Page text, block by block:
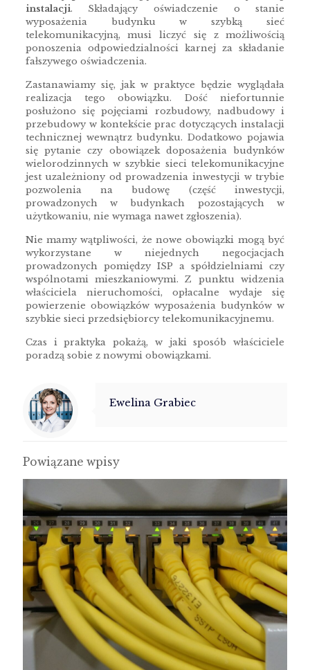
instalacji. Składający oświadczenie o stanie
wyposażenia budynku w szybką sieć
telekomunikacyjną, musi liczyć się z możliwością
ponoszenia odpowiedzialności karnej za składanie
fałszywego oświadczenia.
Zastanawiamy się, jak w praktyce będzie wyglądała
realizacja tego obowiązku. Dość niefortunnie
posłużono się pojęciami rozbudowy, nadbudowy i
przebudowy w kontekście prac dotyczących instalacji
technicznej wewnątrz budynku. Dodatkowo pojawia
się pytanie czy obowiązek doposażenia budynków
wielorodzinnych w szybkie sieci telekomunikacyjne
jest uzależniony od prowadzenia inwestycji w trybie
pozwolenia na budowę (część inwestycji,
prowadzonych w budynkach pozostających w
użytkowaniu, nie wymaga nawet zgłoszenia).
Nie mamy wątpliwości, że nowe obowiązki mogą być
wykorzystane w niejednych negocjacjach
prowadzonych pomiędzy ISP a spółdzielniami czy
wspólnotami mieszkaniowymi. Z punktu widzenia
właściciela nieruchomości, opłacalne wydaje się
powierzenie obowiązków wyposażenia budynków w
szybkie sieci przedsiębiorcy telekomunikacyjnemu.
Czas i praktyka pokażą, w jaki sposób właściciele
poradzą sobie z nowymi obowiązkami.
Ewelina Grabiec
Powiązane wpisy